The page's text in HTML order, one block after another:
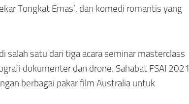
Tongkat Emas’, dan komedi romantis yang
satu dari tiga acara seminar masterclass
dokumenter dan drone. Sahabat FSAI 2021
berbagai pakar film Australia untuk